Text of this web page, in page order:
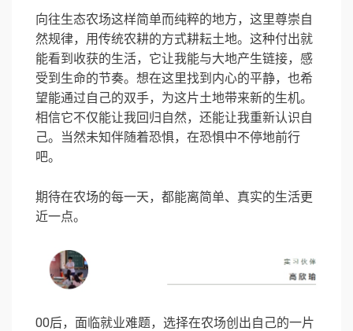
向往生态农场这样简单而纯粹的地方，这里尊崇自
然规律，用传统农耕的方式耕耘土地。这种付出就
能看到收获的生活，它让我能与大地产生链接，感
受到生命的节奏。想在这里找到内心的平静，也希
望能通过自己的双手，为这片土地带来新的生机。
相信它不仅能让我回归自然，还能让我重新认识自
己。当然未知伴随着恐惧，在恐惧中不停地前行
吧。
期待在农场的每一天，都能离简单、真实的生活更
近一点。
00后，面临就业难题，选择在农场创出自己的一片